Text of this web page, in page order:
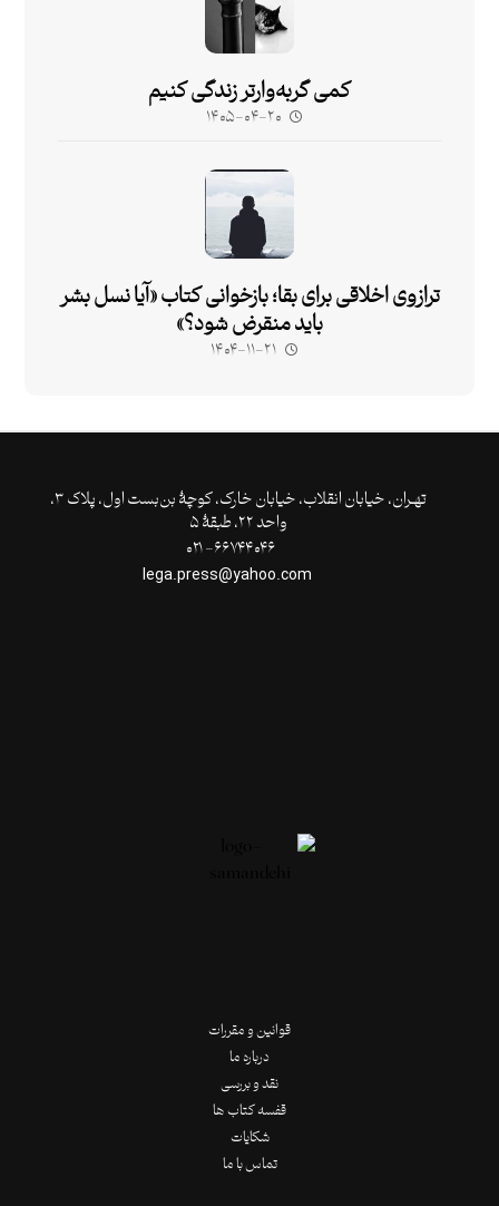
کمی گربه‌وارتر زندگی کنیم
۱۴۰۵-۰۴-۲۰
ترازوی اخلاقی برای بقا؛ بازخوانی کتاب «آیا نسل بشر
باید منقرض شود؟»
۱۴۰۴-۱۱-۲۱
تهـران،‌ خیابان انقلاب، خیابان خارک، کوچۀ بن‌بست اول، پلاک ۳،
واحد ۲۲، طبقۀ ۵
قوانین و مقررات
درباره ما
نقد و بررسی
قفسه کتاب ها
شکایات
تماس با ما